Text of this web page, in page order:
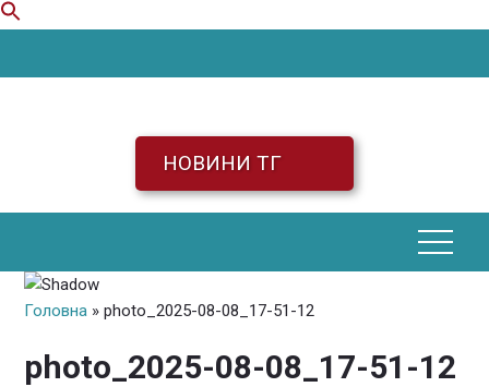
НОВИНИ ТГ
Головна » photo_2025-08-08_17-51-12
photo_2025-08-08_17-51-12